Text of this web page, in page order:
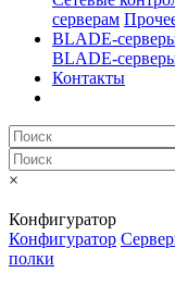
серверам
BLADE-
BLADE-
Контакты
×
Конфигуратор
Конфигуратор
полки